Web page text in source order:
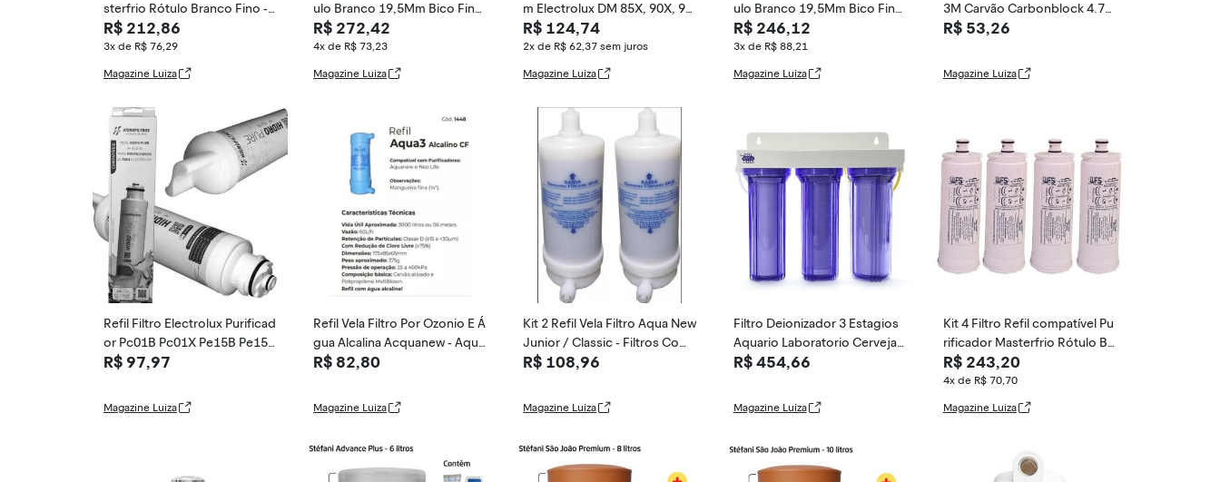
sterfrio Rótulo Branco Fino -
WFS
R$ 212,86
3x de R$ 76,29
Magazine Luiza
ulo Branco 19,5Mm Bico Fino
- WFS
R$ 272,42
4x de R$ 73,23
Magazine Luiza
m Electrolux DM 85X, 90X, 91
X
R$ 124,74
2x de R$ 62,37 sem juros
Magazine Luiza
ulo Branco 19,5Mm Bico Fino
- WFS
R$ 246,12
3x de R$ 88,21
Magazine Luiza
3M Carvão Carbonblock 4.7/
8 - 24 Hora
R$ 53,26
Magazine Luiza
Refil Filtro Electrolux Purificad
or Pc01B Pc01X Pe15B Pe15X
- Hidrofil
R$ 97,97
Magazine Luiza
Refil Vela Filtro Por Ozonio E Á
gua Alcalina Acquanew - Aqua
new
R$ 82,80
Magazine Luiza
Kit 2 Refil Vela Filtro Aqua New
Junior / Classic - Filtros Com
pany
R$ 108,96
Magazine Luiza
Filtro Deionizador 3 Estagios
Aquario Laboratorio Cervejari
a - BR Fish
R$ 454,66
Magazine Luiza
Kit 4 Filtro Refil compatível Pu
rificador Masterfrio Rótulo Br
anco Bic
R$ 243,20
4x de R$ 70,70
Magazine Luiza